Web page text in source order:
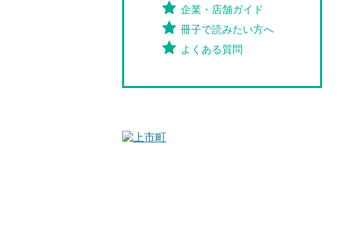
企業・店舗ガイド
冊子で読みたい方へ
よくある質問